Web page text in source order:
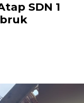
SDN 1